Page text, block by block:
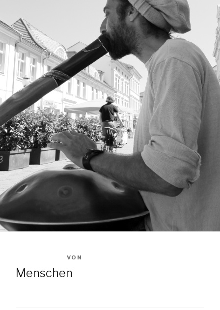
VERÖFFENTLICHT
AM
VON
Menschen